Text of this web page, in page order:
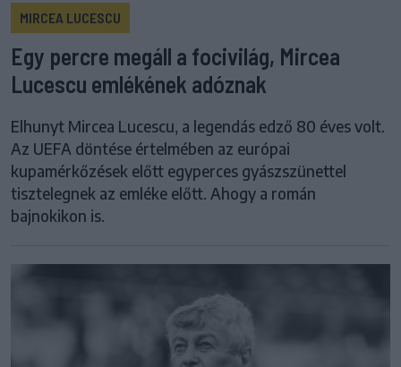
MIRCEA LUCESCU
Egy percre megáll a focivilág, Mircea
Lucescu emlékének adóznak
Elhunyt Mircea Lucescu, a legendás edző 80 éves volt.
Az UEFA döntése értelmében az európai
kupamérkőzések előtt egyperces gyászszünettel
tisztelegnek az emléke előtt. Ahogy a román
bajnokikon is.